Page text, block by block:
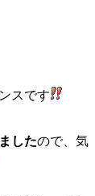
スです
したので、気